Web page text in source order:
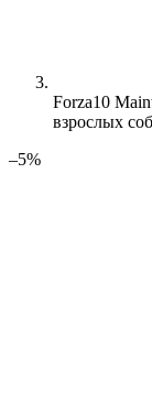
Forza10
взрослых
–5%